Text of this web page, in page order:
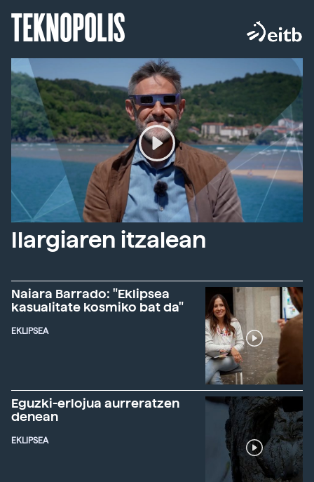
TEKNOPOLIS
Ilargiaren itzalean
Naiara Barrado: "Eklipsea
kasualitate kosmiko bat da"
EKLIPSEA
Eguzki-erlojua aurreratzen
denean
EKLIPSEA